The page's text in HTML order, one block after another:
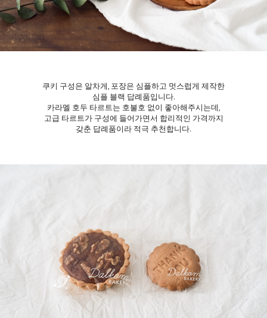
쿠키 구성은 알차게, 포장은 심플하고 멋스럽게 제작한
심플 블랙 답례품입니다.
카라멜 호두 타르트는 호불호 없이 좋아해주시는데,
고급 타르트가 구성에 들어가면서 합리적인 가격까지
갖춘 답례품이라 적극 추천합니다.